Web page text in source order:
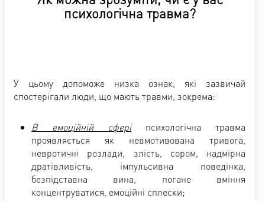
психологічна травма?
У цьому допоможе низка ознак, які зазвичай
спостерігали люди, що мають травми, зокрема:
В емоційній сферіпсихологічна травма
проявляється як невмотивована тривога,
невротичні розлади, злість, сором, надмірна
дратівливість, імпульсивна поведінка,
безпідставна вина, погане вміння
концентруватися, емоційні сплески;